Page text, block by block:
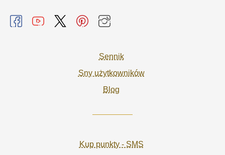
Sennik
Sny użytkowników
Blog
Kup punkty - SMS